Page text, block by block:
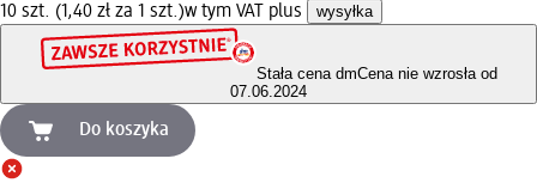
10 szt. (1,40 zł za 1 szt.)w tym VAT plus wysyłka
Stała cena dmCena nie wzrosła od
07.06.2024
Do koszyka